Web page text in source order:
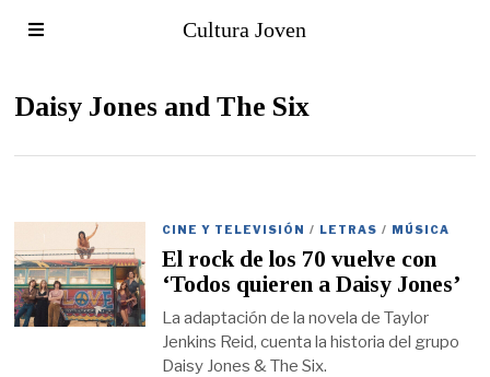
Cultura Joven
Daisy Jones and The Six
CINE Y TELEVISIÓN / LETRAS / MÚSICA
El rock de los 70 vuelve con
‘Todos quieren a Daisy Jones’
La adaptación de la novela de Taylor
Jenkins Reid, cuenta la historia del grupo
Daisy Jones & The Six.